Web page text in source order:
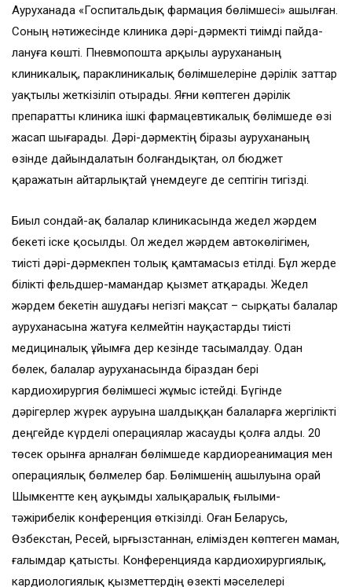
Ауруханада «Госпитальдық фармация бөлімшесі» ашылған.
Соның нәти­жесінде клиника дәрі-дәрмекті тиімді пайда­
лануға көшті. Пневмопошта арқы­лы аурухананың
клиникалық, пара­клиникалық бөлімшелеріне дәрілік заттар
уақтылы жеткізіліп отырады. Яғни көптеген дәрілік
препаратты клиника ішкі фармацевтикалық бөлімшеде өзі
жасап шығарады. Дәрі-дәрмектің біра­зы аурухананың
өзінде дайындалатын бол­ғандықтан, ол бюджет
қаражатын айтар­лықтай үнемдеуге де септігін тигізді.
Биыл сондай-ақ балалар клиникасында жедел жәрдем
бекеті іске қосылды. Ол жедел жәрдем автокөлігімен,
тиісті дәрі-дәрмек­пен толық қамтамасыз етілді. Бұл жерде
білікті фельдшер-мамандар қызмет атқарады. Жедел
жәрдем бекетін ашудағы негізгі мақсат – сырқаты балалар
ауруханасына жатуға келмейтін науқастарды тиісті
медициналық ұйымға дер кезінде тасымалдау. Одан
бөлек, балалар ауруханасында біраздан бері
кардиохирургия бөлімшесі жұмыс істейді. Бүгінде
дәрігерлер жүрек ауруына шалдыққан балаларға жергілікті
деңгейде күрделі операциялар жасауды қолға алды. 20
төсек орынға арналған бөлімшеде кардиореанимация мен
опе­рациялық бөлмелер бар. Бөлімшенің ашылуына орай
Шымкентте кең ауқымды халықаралық ғылыми-
тәжірибелік конференция өткізілді. Оған Беларусь,
Өзбекстан, Ресей, Қырғызстаннан, елімізден көптеген маман,
ғалымдар қатысты. Конферен­ция­да кардиохирургиялық,
кардиология­лық қызметтердің өзекті мәселелері